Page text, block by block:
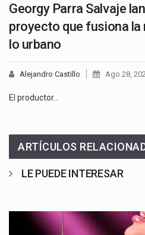
Georgy Parra Salvaje
proyecto que fusiona
lo urbano
Alejandro Castillo Ago 28,
El productor…
ARTÍCULOS
LE PUEDE INTERESAR